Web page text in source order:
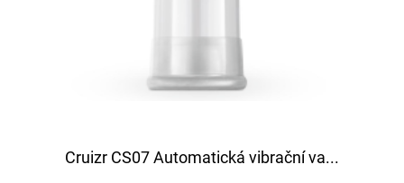
Cruizr CS07 Automatická vibrační va...